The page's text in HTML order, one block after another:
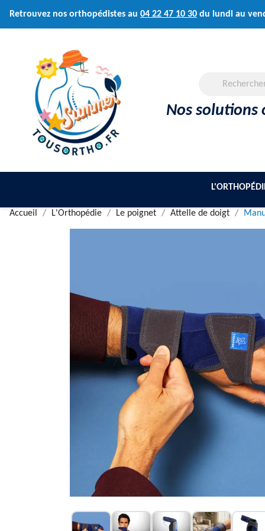
Retrouvez nos orthopédistes au 04 22 47 10 30 du lundi au
Nos solutions
Accueil L'Orthopédie Le poignet Attelle de doigt